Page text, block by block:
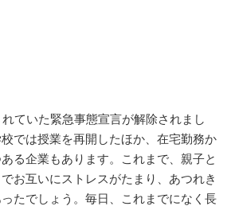
ていた緊急事態宣言が解除されまし
では授業を再開したほか、在宅勤務か
る企業もあります。これまで、親子と
お互いにストレスがたまり、あつれき
たでしょう。毎日、これまでになく長